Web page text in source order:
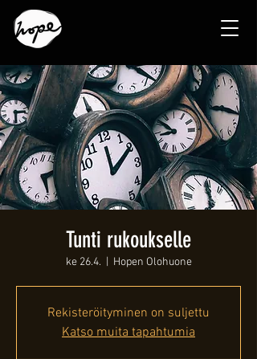
Tunti rukoukselle
ke 26.4. Hopen Olohuone
Rekisteröityminen on suljettu
Katso muita tapahtumia